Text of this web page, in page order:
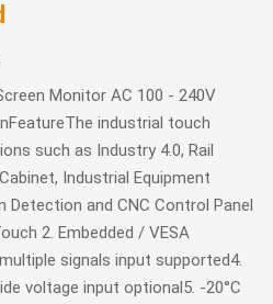
Monitor AC 100 - 240V
industrial touch
such as Industry 4.0, Rail
Industrial Equipment
Detection and CNC Control Panel
2. Embedded / VESA
signals input supported4.
voltage input optional5. -20°C